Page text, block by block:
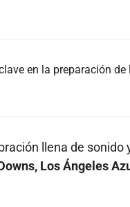
en la preparación
llena de
Los Ángeles